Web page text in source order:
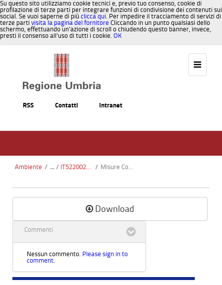
Su questo sito utilizziamo cookie tecnici e, previo tuo consenso, cookie di
profilazione di terze parti per integrare funzioni di condivisione dei contenuti sui
social. Se vuoi saperne di più clicca qui. Per impedire il tracciamento di servizi di
terze parti visita la pagina del fornitore Cliccando in un punto qualsiasi dello
schermo, effettuando un’azione di scroll o chiudendo questo banner, invece,
presti il consenso all’uso di tutti i cookie. OK
RSS Contatti Intranet
Ambiente / IT5220021 - Piani di Ruschio / Misure Conservazione.pdf
Download
Commenti
Nessun commento. Please sign in to
comment.